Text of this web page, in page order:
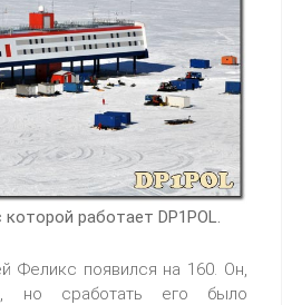
работает DP1POL.
Феликс появился на 160. Он,
но сработать его было